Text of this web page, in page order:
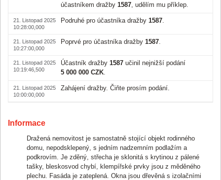
účastníkem dražby 1587 , udělím mu příklep.
21. Listopad 2025
10:28:00,000
Podruhé pro účastníka dražby 1587
21. Listopad 2025
10:27:00,000
Poprvé pro účastníka dražby 1587
21. Listopad 2025
10:19:46,500
Účastník dražby 1587 učinil nejnižší podání
5 000 000 CZK
21. Listopad 2025
10:00:00,000
Zahájení dražby. Čiňte prosím podání.
Informace
Dražená nemovitost je samostatně stojící objekt rodinného
domu, nepodsklepený, s jedním nadzemním podlažím a
podkrovím. Je zděný, střecha je sklonitá s krytinou z pálené
tašky, bleskosvod chybí, klempířské prvky jsou z měděného
plechu. Fasáda je zateplená. Okna jsou dřevěná s izolačními